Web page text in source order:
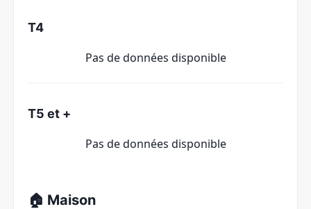
T4
Pas de données disponible
T5 et +
Pas de données disponible
🏠 Maison